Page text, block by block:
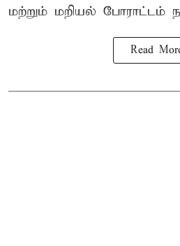
மற்றும் மறியல் போராட்டம்
Read